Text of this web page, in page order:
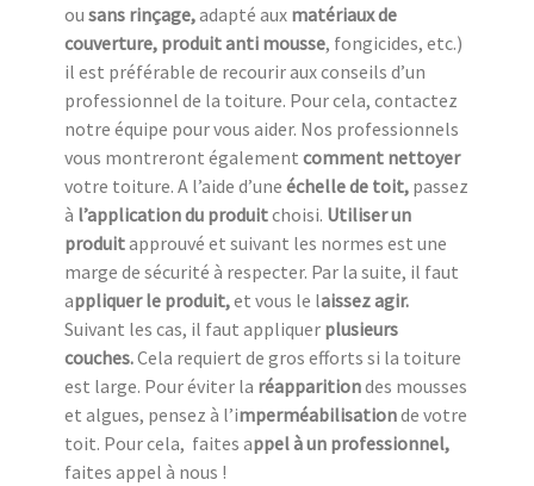
ou sans rinçage,adapté aux matériaux de
couverture, produit anti mousse, fongicides, etc.)
il est préférable de recourir aux conseils d’un
professionnel de la toiture. Pour cela, contactez
notre équipe pour vous aider. Nos professionnels
vous montreront également comment nettoyer
votre toiture. A l’aide d’une échelle de toit, passez
à l’application du produitchoisi. Utiliser un
produitapprouvé et suivant les normes est une
marge de sécurité à respecter. Par la suite, il faut
appliquer le produit,et vous le laissez agir.
Suivant les cas, il faut appliquer plusieurs
couches.Cela requiert de gros efforts si la toiture
est large. Pour éviter la réapparitiondes mousses
et algues, pensez à l’imperméabilisationde votre
toit. Pour cela, faites appel à un professionnel,
faites appel à nous !